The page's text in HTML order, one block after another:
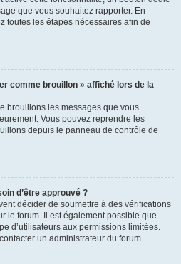
que vous souhaitez rapporter. En
toutes les étapes nécessaires afin de
comme brouillon » affiché lors de la
brouillons les messages que vous
Vous pouvez reprendre les
depuis le panneau de contrôle de
d’être approuvé ?
décider de soumettre à des vérifications
le forum. Il est également possible que
d’utilisateurs aux permissions limitées.
un administrateur du forum.